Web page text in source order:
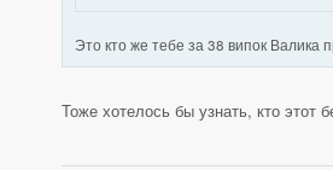
Это кто же тебе за 38 випок Валика
Тоже хотелось бы узнать, кто этот